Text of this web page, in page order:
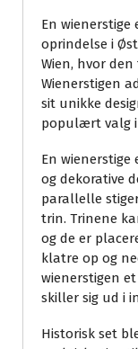
En
oprindelse i
Wien, hvor
Wienerstigen
sit unikke
populært valg
En wienerstige
og dekorative
parallelle
trin. Trinene
og de er
klatre op og
wienerstigen
skiller sig ud i
Historisk set